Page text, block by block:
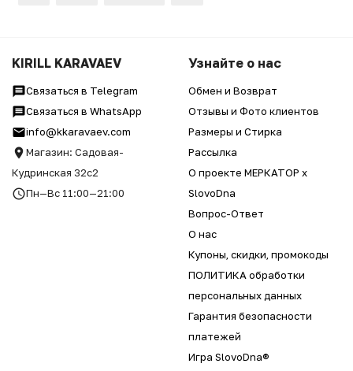
KIRILL KARAVAEV
Связаться в Telegram
Связаться в WhatsApp
info@kkaravaev.com
Магазин: Садовая-
Кудринская 32с2
Пн—Вс 11:00—21:00
Узнайте о нас
Обмен и Возврат
Отзывы и Фото клиентов
Размеры и Стирка
Рассылка
О проекте МЕРКАТОР x
SlovoDna
Вопрос-Ответ
О нас
Купоны, скидки, промокоды
ПОЛИТИКА обработки
персональных данных
Гарантия безопасности
платежей
Игра SlovoDna®